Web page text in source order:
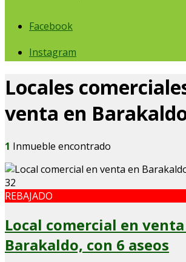
Facebook
Instagram
Locales
venta en
1 Inmueble encontrado
32
REBAJADO
Local comercial en
Barakaldo, con 6 aseos